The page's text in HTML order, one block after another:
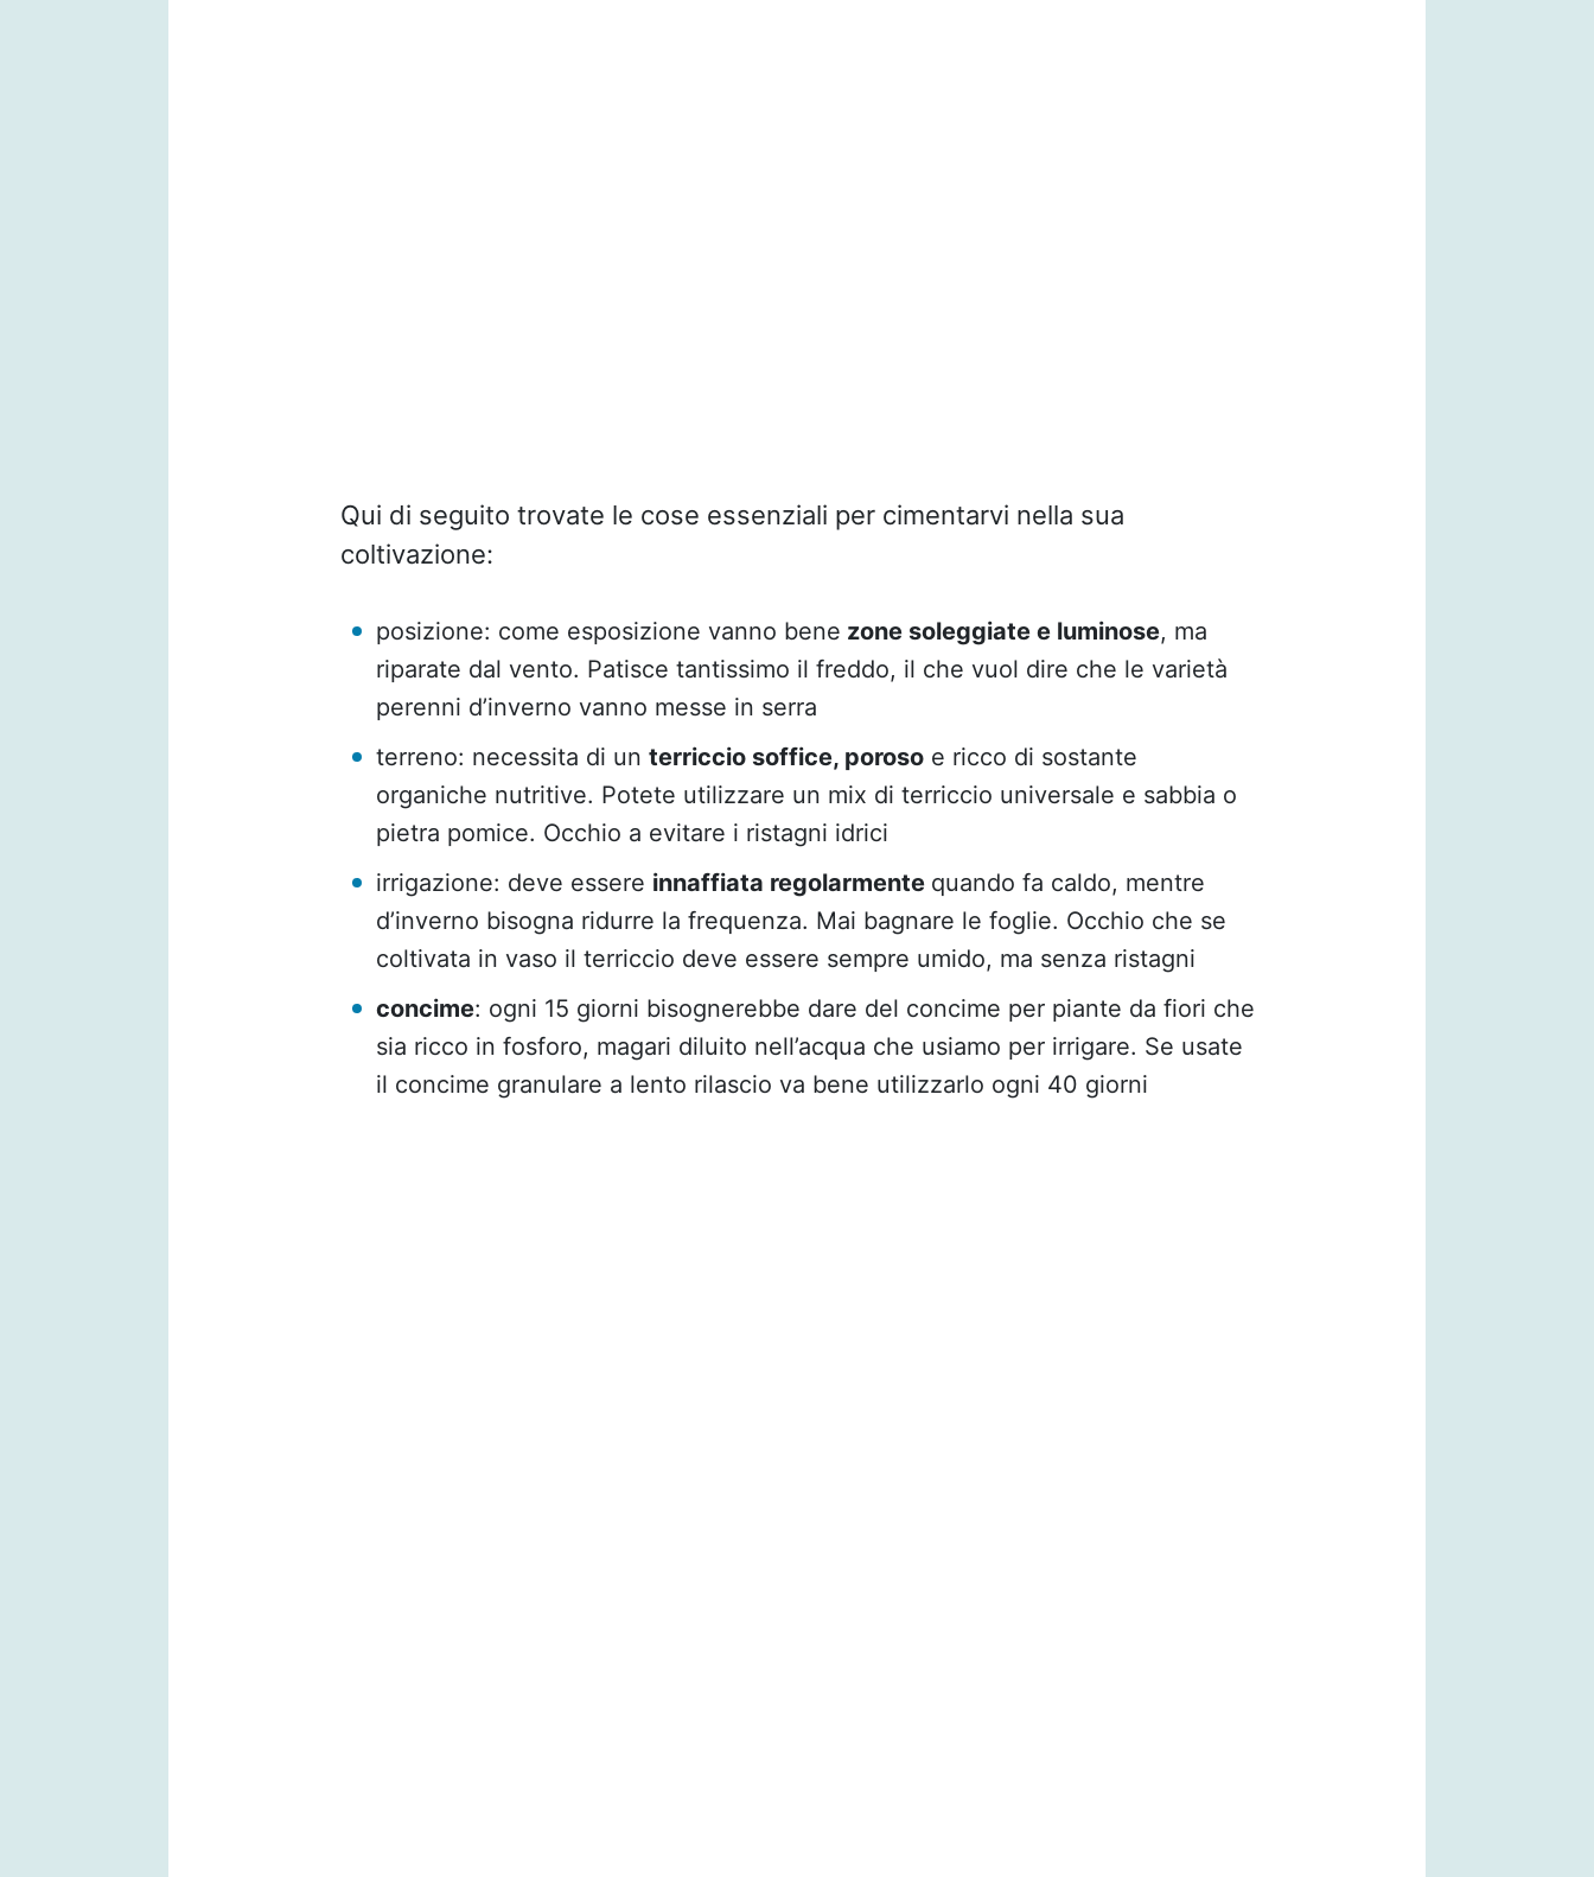
Qui di seguito trovate le cose essenziali per cimentarvi nella sua
coltivazione:
posizione: come esposizione vanno bene zone soleggiate e luminose, ma
riparate dal vento. Patisce tantissimo il freddo, il che vuol dire che le varietà
perenni d’inverno vanno messe in serra
terreno: necessita di un terriccio soffice, porosoe ricco di sostante
organiche nutritive. Potete utilizzare un mix di terriccio universale e sabbia o
pietra pomice. Occhio a evitare i ristagni idrici
irrigazione: deve essere innaffiata regolarmente quando fa caldo, mentre
d’inverno bisogna ridurre la frequenza. Mai bagnare le foglie. Occhio che se
coltivata in vaso il terriccio deve essere sempre umido, ma senza ristagni
concime: ogni 15 giorni bisognerebbe dare del concime per piante da fiori che
sia ricco in fosforo, magari diluito nell’acqua che usiamo per irrigare. Se usate
il concime granulare a lento rilascio va bene utilizzarlo ogni 40 giorni